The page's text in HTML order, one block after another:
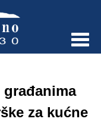
za kućne